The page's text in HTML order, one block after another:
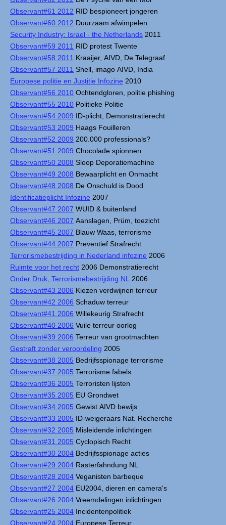
Observant#61 2012 RID bespioneert jongeren
Observant#60 2012 Duurzaam afwimpelen
Security Industry: Israel - the Netherlands 2011
Observant#59 2011 RID protest Twente
Observant#58 2011 Kraaijer, AIVD, De Telegraaf
Observant#57 2011 Shell, imago AIVD, India
Europese politie en Justitie Infozine 2010
Observant#56 2010 Ochtendgloren, politie phishing
Observant#55 2010 Politieke Politie
Observant#54 2009 ID-plicht, Demonstratierecht
Observant#53 2009 Haags Fouilleren
Observant#52 2009 200.000 professionals?
Observant#51 2009 Chocolade spionnen
Observant#50 2008 Sloop Deporatiemachine
Observant#49 2008 Bewaarplicht en Onmacht
Observant#48 2008 De Onschuld is Dood
Identificatieplicht Infozine 2007
Observant#47 2007 WUID & buitenland
Observant#46 2007 Aanslagen, Prüm, toezicht
Observant#45 2007 Blauw Waas, terrorisme
Observant#44 2007 Preventief Strafrecht
Terrorismebestrijding in Nederland infozine 2006
Ruimte voor het recht 2006 Demonstratierecht
Onder Druk, Terrorismebestrijding NL
2006
Observant#43 2006 Kiezen verdwijnen terreur
Observant#42 2006 Schaduw terreur
Observant#41 2006 Willekeurig Strafrecht
Observant#40 2006 Vuile terreur oorlog
Observant#39 2006 Terreur van grootmachten
Gestraft zonder veroordeling 2005
Observant#38 2005 Bedrijfsspionage terrorisme
Observant#37 2005 Terrorisme fabels
Observant#36 2005 Terroristen lijsten
Observant#35 2005 EU Grondwet
Observant#34 2005 Gewist AIVD bewijs
Observant#33 2005 ID-weigeraars Nat. Recherche
Observant#32 2005 Misleidende inlichtingen
Observant#31 2005 Cyclopisch Recht
Observant#30 2004 Bedrijfsspionage acties
Observant#29 2004 Rasterfahndung NL
Observant#28 2004 Veganisten barbeque
Observant#27 2004 EU2004, dieren en camera's
Observant#26 2004 Vreemdelingen inlichtingen
Observant#25 2004 Incidentenpolitiek
Observant#24 2004 Europese Terreur